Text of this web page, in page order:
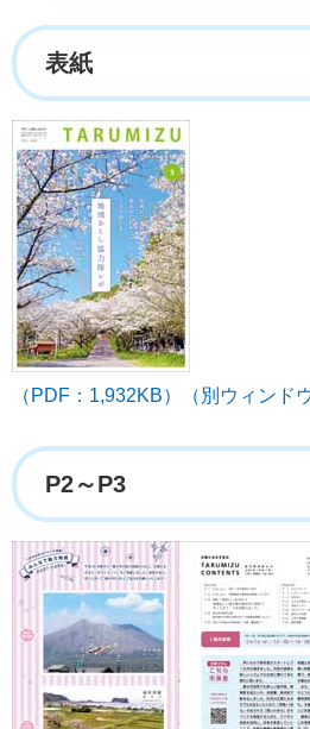
表紙
（PDF：1,932KB）（別ウィンド
P2～P3